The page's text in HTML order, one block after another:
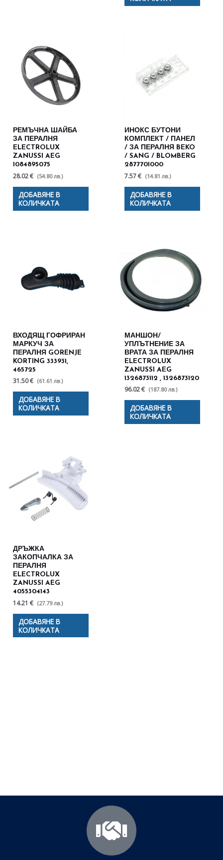
РЕМЪЧНА ШАЙБА
ЗА ПЕРАЛНЯ
ELECTROLUX
ZANUSSI AEG
1084895075
28.02 € (54.80 лв.)
ДОБАВЯНЕ В
КОЛИЧКАТА
ИНОКС БУТОНИ
КОМПЛЕКТ / ПАНЕЛ
/ ЗА ПЕРАЛНЯ BEKO
/ SANG / BLOMBERG
2877701000
7.57 € (14.81 лв.)
ДОБАВЯНЕ В
КОЛИЧКАТА
ВХОДЯЩ ГОФРИРАН
МАРКУЧ ЗА
ПЕРАЛНЯ GORENJE
KORTING 333931,
465725
31.50 € (61.61 лв.)
ДОБАВЯНЕ В
КОЛИЧКАТА
МАНШОН/
УПЛЪТНЕНИЕ ЗА
ВРАТА ЗА ПЕРАЛНЯ
ELECTROLUX
ZANUSSI AEG
1326873112 , 1326873120
96.02 € (187.80 лв.)
ДОБАВЯНЕ В
КОЛИЧКАТА
ДРЪЖКА
ЗАКОПЧАЛКА ЗА
ПЕРАЛНЯ
ELECTROLUX
ZANUSSI AEG
4055304143
14.21 € (27.79 лв.)
ДОБАВЯНЕ В
КОЛИЧКАТА